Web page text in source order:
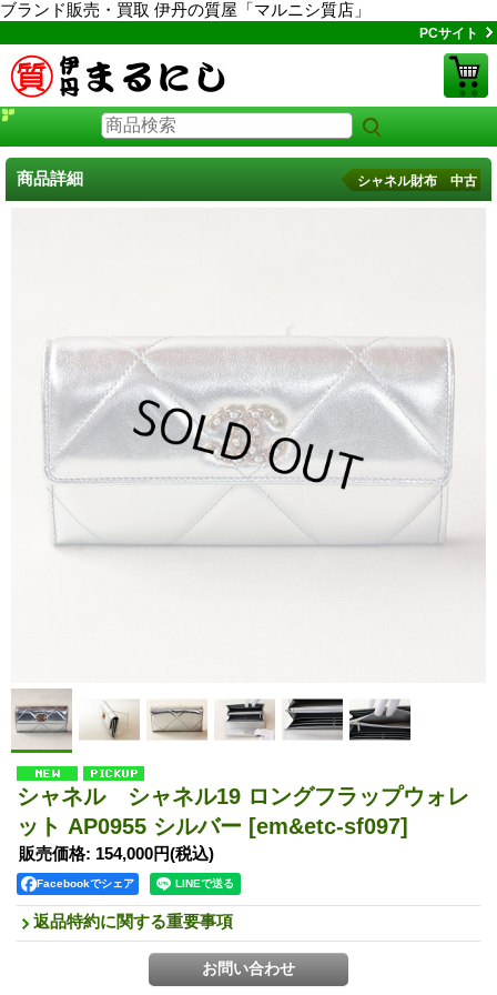
ブランド販売・買取 伊丹の質屋「マルニシ質店」
PCサイト
商品詳細 シャネル財布 中古
シャネル シャネル19 ロングフラップウォレ
ット AP0955 シルバー [em&etc-sf097]
販売価格: 154,000円(税込)
Facebookでシェア
返品特約に関する重要事項